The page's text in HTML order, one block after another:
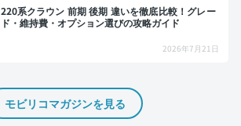
220系クラウン 前期 後期 違いを徹底比較！グレー
ド・維持費・オプション選びの攻略ガイド
2026年7月21日
モビリコマガジンを見る